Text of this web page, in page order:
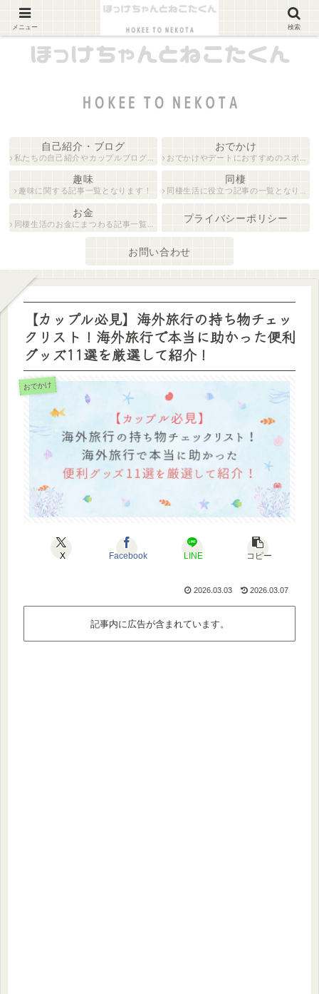
カップルブログ
自己紹介・ブログ
私たちの自己紹介やカップルブログに関する記事の一覧となります！
おでかけ
おでかけやデートにおすすめのスポットを紹介している記事一覧となります！
趣味
趣味に関する記事一覧となります！
同棲
同棲生活に役立つ記事の一覧となります！
お金
同棲生活のお金にまつわる記事一覧となります！ プライバシーポリシー
お問い合わせ
【カップル必見】海外旅行の持ち物チェッ
クリスト！海外旅行で本当に助かった便利
グッズ11選を厳選して紹介！
おでかけ
X Facebook LINE コピー
2026.03.03 2026.03.07
記事内に広告が含まれています。
メニュー 検索